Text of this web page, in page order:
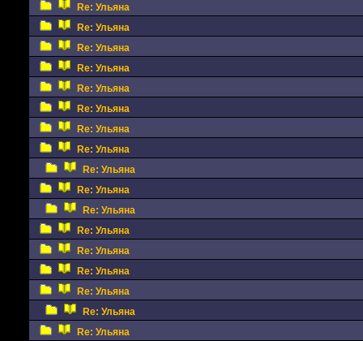
Re: Ульяна
Re: Ульяна
Re: Ульяна
Re: Ульяна
Re: Ульяна
Re: Ульяна
Re: Ульяна
Re: Ульяна
Re: Ульяна
Re: Ульяна
Re: Ульяна
Re: Ульяна
Re: Ульяна
Re: Ульяна
Re: Ульяна
Re: Ульяна
Re: Ульяна